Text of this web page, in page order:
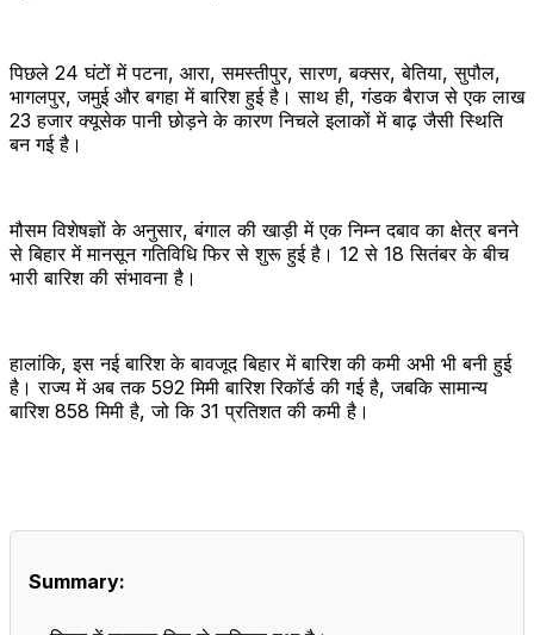
पिछले 24 घंटों में पटना, आरा, समस्तीपुर, सारण, बक्सर, बेतिया, सुपौल,
भागलपुर, जमुई और बगहा में बारिश हुई है। साथ ही, गंडक बैराज से एक लाख
23 हजार क्यूसेक पानी छोड़ने के कारण निचले इलाकों में बाढ़ जैसी स्थिति
बन गई है।
मौसम विशेषज्ञों के अनुसार, बंगाल की खाड़ी में एक निम्न दबाव का क्षेत्र बनने
से बिहार में मानसून गतिविधि फिर से शुरू हुई है। 12 से 18 सितंबर के बीच
भारी बारिश की संभावना है।
हालांकि, इस नई बारिश के बावजूद बिहार में बारिश की कमी अभी भी बनी हुई
है। राज्य में अब तक 592 मिमी बारिश रिकॉर्ड की गई है, जबकि सामान्य
बारिश 858 मिमी है, जो कि 31 प्रतिशत की कमी है।
Summary: